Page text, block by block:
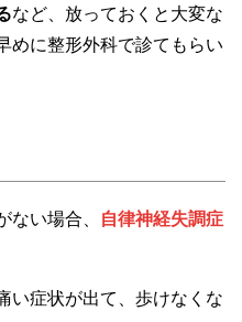
など、放っておくと大変な
めに整形外科で診てもらい
ない場合、
自律神経失調症
い症状が出て、歩けなくな